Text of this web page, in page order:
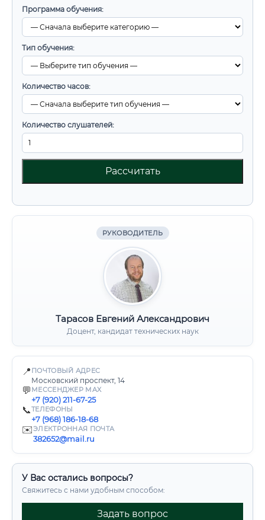
Программа обучения:
Тип обучения:
Количество часов:
Количество слушателей:
Рассчитать
РУКОВОДИТЕЛЬ
Тарасов Евгений Александрович
Доцент, кандидат технических наук
📍 ПОЧТОВЫЙ АДРЕС
Московский проспект, 14
💬 МЕССЕНДЖЕР MAX
+7 (920) 211-67-25
📞ТЕЛЕФОНЫ
+7 (968) 186-18-68
✉️ЭЛЕКТРОННАЯ ПОЧТА
382652@mail.ru
У Вас остались вопросы?
Свяжитесь с нами удобным способом:
Задать вопрос